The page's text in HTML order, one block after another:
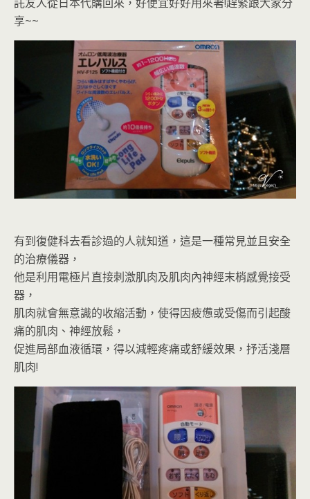
享~~
有到復健科去看診過的人就知道，這是一種常見並且安全
的治療儀器，
他是利用電極片直接刺激肌肉及肌肉內神經末梢感覺接受
器，
肌肉就會無意識的收縮活動，使得因疲憊或受傷而引起酸
痛的肌肉、神經放鬆，
促進局部血液循環，得以減輕疼痛或舒緩效果，抒活淺層
肌肉!